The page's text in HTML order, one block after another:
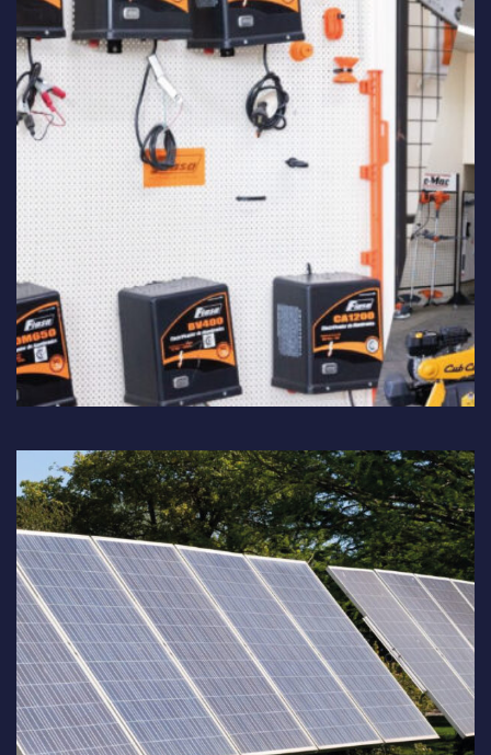
Electrificadores y Boyeros:
Innovación y seguridad para la
gestión eficiente de alambrados y
cercas.
Energías Renovables:
Soluciones sustentables para uso
doméstico, el agro y la industria.